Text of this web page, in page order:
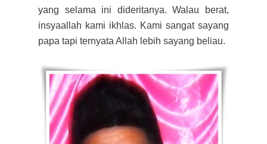
yang selama ini dideritanya. Walau berat,
insyaallah kami ikhlas. Kami sangat sayang
papa tapi ternyata Allah lebih sayang beliau.